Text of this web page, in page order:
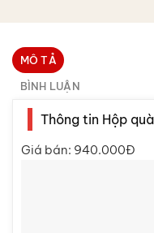
MÔ TẢ
BÌNH LUẬN
Thông tin Hộp
Giá bán: 940.000Đ